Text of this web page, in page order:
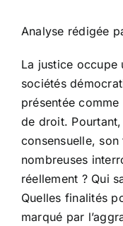
Analyse rédigée
La justice occupe
sociétés
présentée
de droit.
consensuelle,
nombreuses
réellement ? Qui
Quelles finalités
marqué par